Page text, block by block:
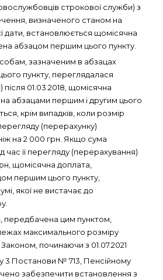
строкової служби) з
визначеного станом на
дати, встановлюється щомісячна
абзацом першим цього пункту.
зазначеним в абзацах
пункту, переглядалася
01.03.2018, щомісячна
абзацами першим і другим цього
крім випадків, коли розмір
(перерахунку)
на 2 000 грн. Якщо сума
час її перегляду (перерахування)
щомісячна доплата,
першим цього пункту,
якої не вистачає до
передбачена цим пунктом,
максимального розміру
Законом, починаючи з 01.07.2021
3 Постанови № 713, Пенсійному
забезпечити встановлення з